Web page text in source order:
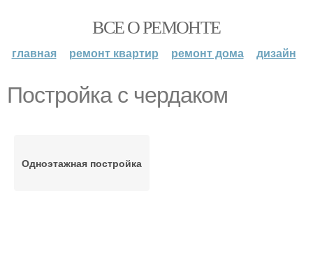
ВСЕ О РЕМОНТЕ
главная ремонт квартир ремонт дома дизайн
Постройка с чердаком
Одноэтажная постройка